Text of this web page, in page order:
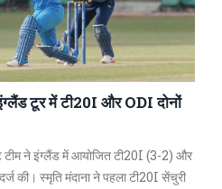
टूर में टी20I और ODI दोनों
टीम ने इंग्लैंड में आयोजित टी20I (3-2) और
की। स्मृति मंदाना ने पहला टी20I सेंचुरी